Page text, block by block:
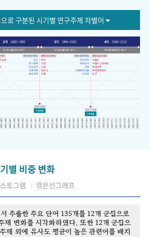
로 구분된 시기별 연구주제 차별어
별 비중 변화
토그램 꺾은선그래프
추출한 주요 단어 135개를 12개 군집으로
제 변화를 시각화하였다. 또한 12개 군집으
제 외에 유사도 평균이 높은 관련어를 배치